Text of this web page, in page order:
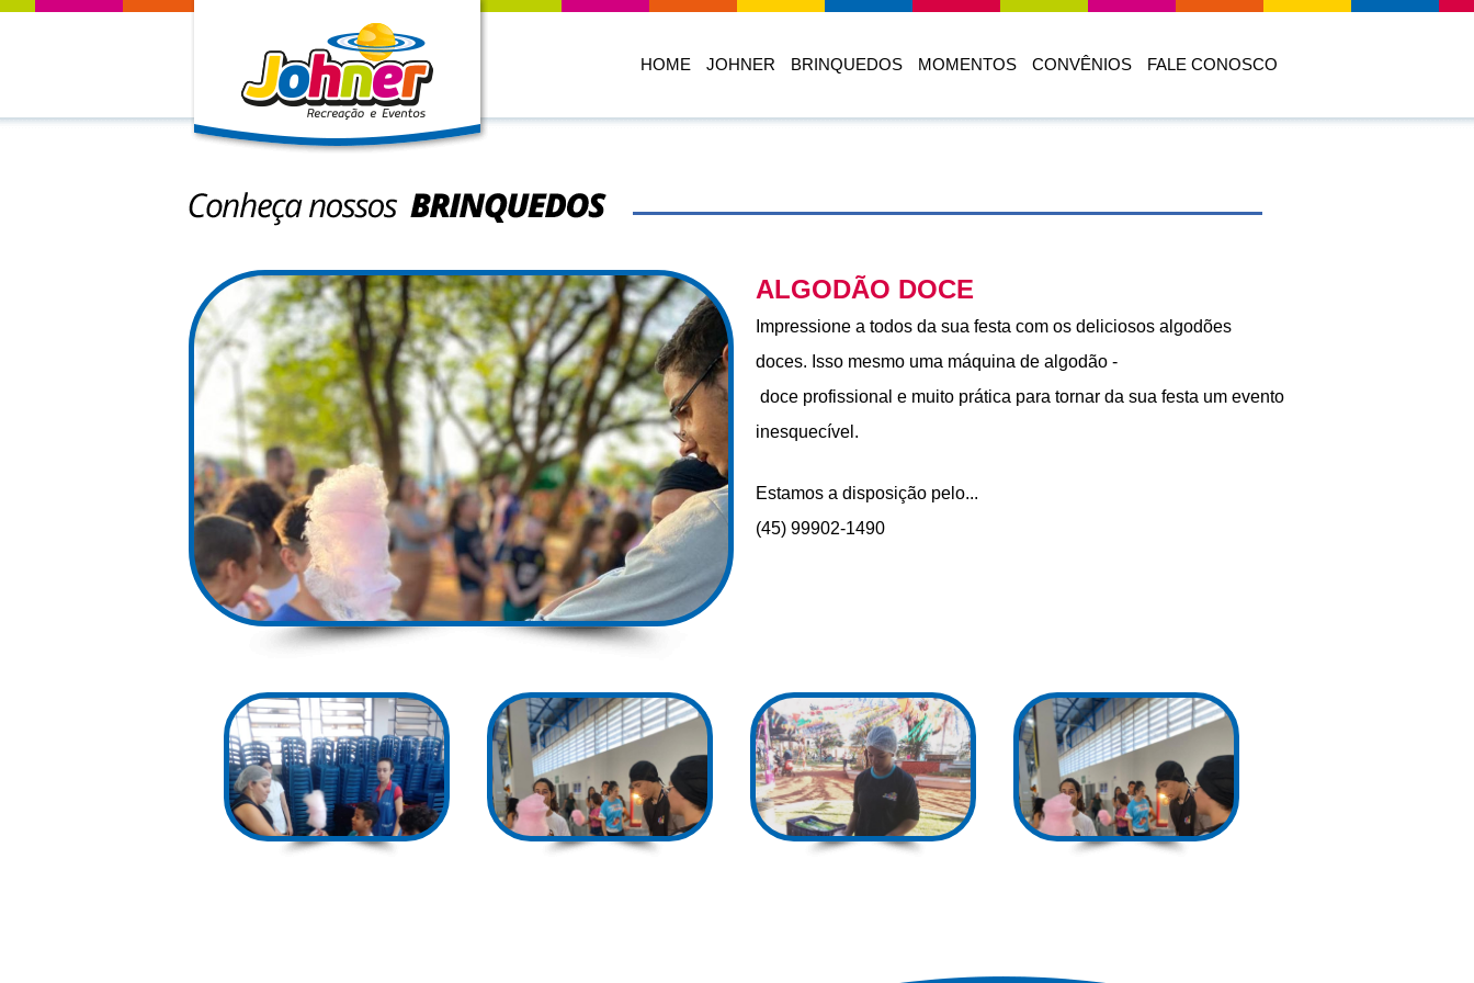
HOME JOHNER BRINQUEDOS MOMENTOS CONVÊNIOS FALE CONOSCO
Conheça nossos Brinquedos ALGODÃO DOCE
Impressione a todos da sua festa com os deliciosos algodões
doces. Isso mesmo uma máquina de algodão -
doce profissional e muito prática para tornar da sua festa um evento
inesquecível.
Estamos a disposição pelo...
(45) 99902-1490